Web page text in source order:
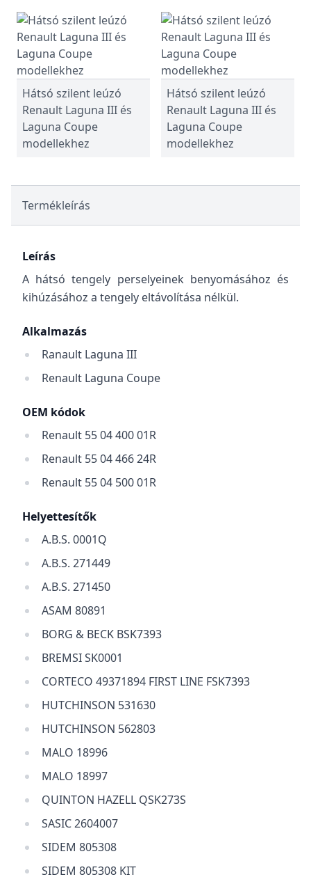
Hátsó szilent leúzó
Renault Laguna III és
Laguna Coupe
modellekhez
Hátsó szilent leúzó
Renault Laguna III és
Laguna Coupe
modellekhez
Termékleírás
Leírás
A hátsó tengely perselyeinek benyomásához és
kihúzásához a tengely eltávolítása nélkül.
Alkalmazás
Ranault Laguna III
Renault Laguna Coupe
OEM kódok
Renault 55 04 400 01R
Renault 55 04 466 24R
Renault 55 04 500 01R
Helyettesítők
A.B.S. 0001Q
A.B.S. 271449
A.B.S. 271450
ASAM 80891
BORG & BECK BSK7393
BREMSI SK0001
CORTECO 49371894 FIRST LINE FSK7393
HUTCHINSON 531630
HUTCHINSON 562803
MALO 18996
MALO 18997
QUINTON HAZELL QSK273S
SASIC 2604007
SIDEM 805308
SIDEM 805308 KIT